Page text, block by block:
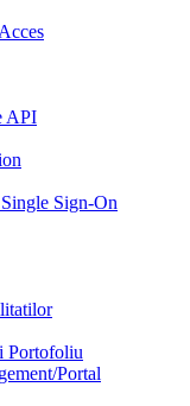
API
Sign-On
Portofoliu
Portal